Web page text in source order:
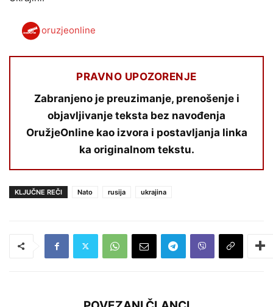
oruzjeonline
PRAVNO UPOZORENJE
Zabranjeno je preuzimanje, prenošenje i
objavljivanje teksta bez navođenja
OružjeOnline kao izvora i postavljanja linka
ka originalnom tekstu.
KLJUČNE REČI Nato rusija ukrajina